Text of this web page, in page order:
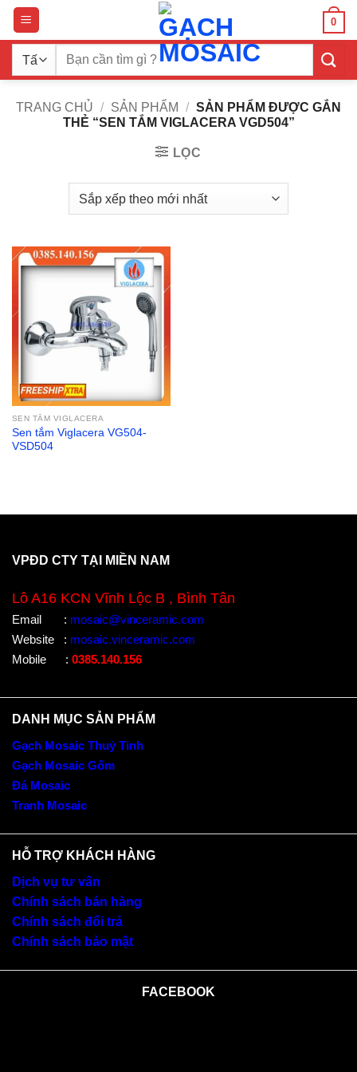
Bỏ
qua
nội
dung
0
Tìm
TRANG CHỦ / SẢN PHẨM / SẢN PHẨM ĐƯỢC GẮN
THẺ “SEN TẮM VIGLACERA VGD504”
LỌC
SEN TẮM VIGLACERA
Sen tắm Viglacera VG504-
VSD504
VPĐD CTY TẠI MIỀN NAM
Lô A16 KCN Vĩnh Lộc B , Bình Tân
Email : mosaic@vinceramic.com
Website
: mosaic.vinceramic.com
Mobile
: 0385.140.156
DANH MỤC SẢN PHẨM
Gạch Mosaic Thuỷ Tinh
Gạch Mosaic Gốm
Đá Mosaic
Tranh Mosaic
HỖ TRỢ KHÁCH HÀNG
Dịch vụ tư vấn
Chính sách bán hàng
Chính sách đổi trả
Chính sách bảo mật
FACEBOOK